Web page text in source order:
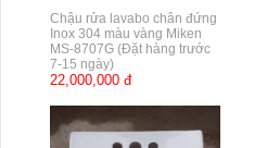
Chậu rửa lavabo chân đứng
Inox 304 màu vàng Miken
MS-8707G (Đặt hàng trước
7-15 ngày)
22,000,000 đ